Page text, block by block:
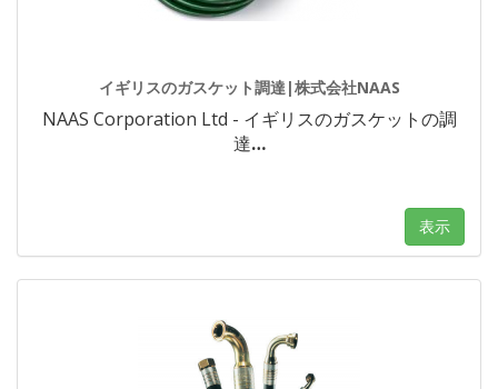
イギリスのガスケット調達|株式会社NAAS
NAAS Corporation Ltd - イギリスのガスケットの調
達…
表示